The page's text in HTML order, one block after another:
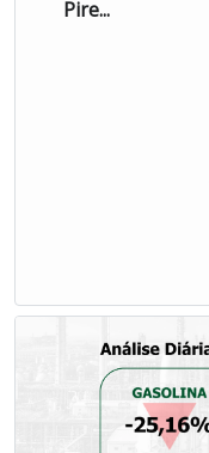
Pire...